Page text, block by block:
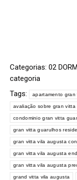
Categorias: 02
categoria
Tags:
apartamento gran
avaliação sobre gran
condominio gran vitta
gran vitta guarulhos
gran vitta vila augusta
gran vitta vila augusta
gran vitta vila augusta
grand vitta vila augusta